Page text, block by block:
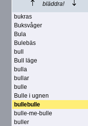
bläddra!
bukras
Buksvåger
Bula
Bulebäs
bull
Bull läge
bulla
bullar
bulle
Bulle i ugnen
bullebulle
bulle-me-bulle
buller